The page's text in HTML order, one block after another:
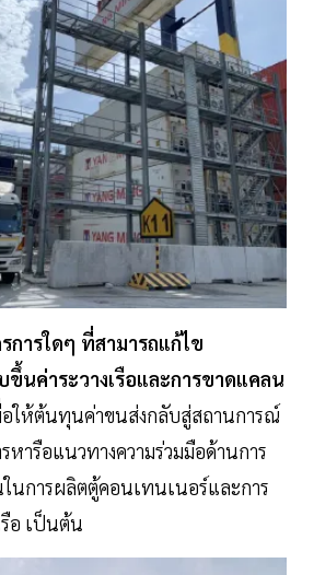
การใดๆ ที่สามารถแก้ไข
นค่าระวางเรือและการขาดแคลน
ให้ต้นทุนค่าขนส่งกลับสู่สถานการณ์
หารือแนวทางความร่วมมือด้านการ
นการผลิตตู้คอนเทนเนอร์และการ
อ เป็นต้น